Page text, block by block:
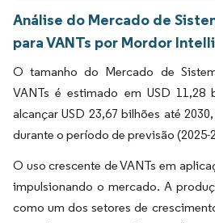
Análise do Mercado de
para VANTs por Mordor
O tamanho do Mercado de
VANTs é estimado em USD 11,28
alcançar USD 23,67 bilhões até
durante o período de previsão (2025-
O uso crescente de VANTs em
impulsionando o mercado. A
como um dos setores de